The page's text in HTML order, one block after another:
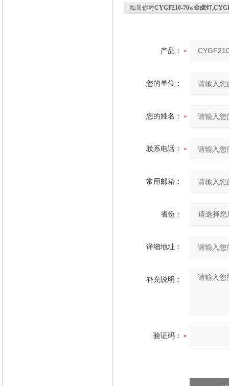
如果你对CYGF210-70w金卤灯
产品：
您的单位：
您的姓名：
联系电话：
常用邮箱：
省份：
详细地址：
补充说明：
验证码：